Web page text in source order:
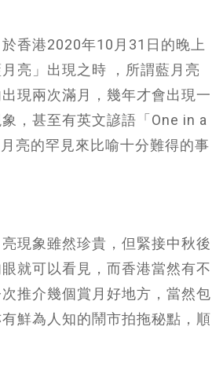
香港2020年10月31日的晚上
亮」出現之時 ，所謂藍月亮
現兩次滿月，幾年才會出現一
，甚至有英文諺語「One in a
亮的罕見來比喻十分難得的事
現象雖然珍貴，但緊接中秋後
就可以看見，而香港當然有不
推介幾個賞月好地方，當然包
鮮為人知的鬧市拍拖秘點，順